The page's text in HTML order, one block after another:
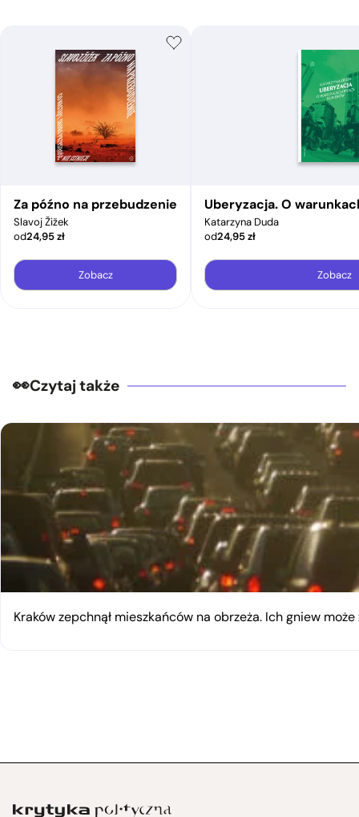
Za późno na przebudzenie
Slavoj Žižek
od24,95zł
Zobacz
Uberyzacja. O
Katarzyna Duda
od24,95zł
Zobacz
Czytaj także
Kraków zepchnął mieszkańców na obrzeża. Ich gniew